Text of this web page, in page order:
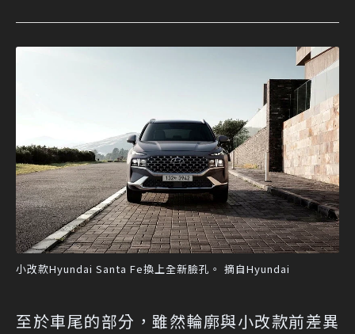
小改款Hyundai Santa Fe換上全新臉孔。 摘自Hyundai
至於車尾的部分，雖然輪廓與小改款前差異